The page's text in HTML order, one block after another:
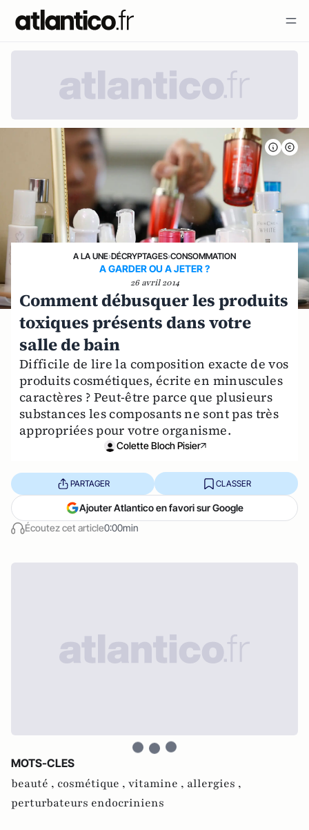
A LA UNE›DÉCRYPTAGES›CONSOMMATION
A GARDER OU A JETER ?
26 avril 2014
Comment débusquer les produits
toxiques présents dans votre
salle de bain
Difficile de lire la composition exacte de vos
produits cosmétiques, écrite en minuscules
caractères ? Peut-être parce que plusieurs
substances les composants ne sont pas très
appropriées pour votre organisme.
Colette Bloch Pisier
Écoutez cet article0:00min
PARTAGER CLASSER
Ajouter Atlantico en favori sur Google
MOTS-CLES
beauté , cosmétique , vitamine , allergies ,
perturbateurs endocriniens